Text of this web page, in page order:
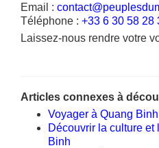
Email :
Téléphone : +33 6 30 58 28
Laissez-nous rendre votre
Articles connexes à
Voyager à Quang
Découvrir la culture et
Binh